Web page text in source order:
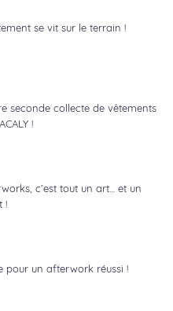
se vit sur le terrain !
seconde collecte de vêtements
!
c’est tout un art… et un
!
pour un afterwork réussi !